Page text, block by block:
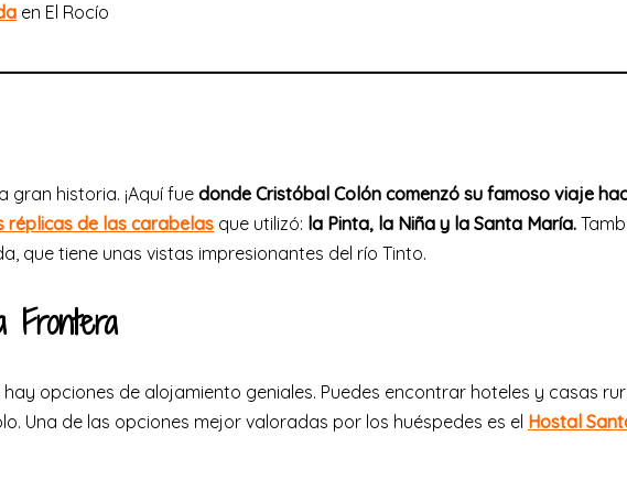
en El Rocío
gran historia. ¡Aquí fue donde Cristóbal Colón comenzó su famoso viaje
réplicas de las carabelas que utilizó: la Pinta, la Niña y la Santa María.
que tiene unas vistas impresionantes del río Tinto.
Frontera
opciones de alojamiento geniales. Puedes encontrar hoteles y casas
Una de las opciones mejor valoradas por los huéspedes es el Hostal